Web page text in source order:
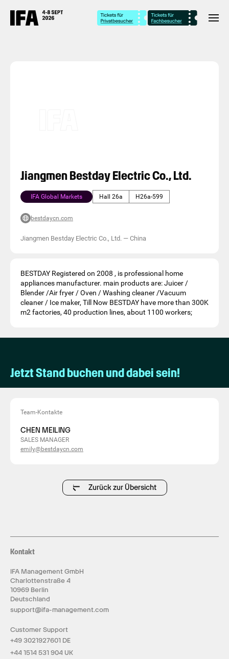
Jiangmen Bestday Electric Co., Ltd.
IFA Global Markets Hall 26a H26a-599
bestdaycn.com
Jiangmen Bestday Electric Co., Ltd. — China
BESTDAY Registered on 2008 , is professional home
appliances manufacturer. main products are: Juicer /
Blender /Air fryer / Oven / Washing cleaner /Vacuum
cleaner / Ice maker, Till Now BESTDAY have more than 300K
m2 factories, 40 production lines, about 1100 workers;
Jetzt Stand buchen und dabei sein!
Team-Kontakte
CHEN MEILING
SALES MANAGER
emily@bestdaycn.com
Zurück zur Übersicht
Kontakt
IFA Management GmbH
Charlottenstraße 4
10969 Berlin
Deutschland
support@ifa-management.com
Customer Support
+49 3021927601 DE
+44 1514 531 904 UK